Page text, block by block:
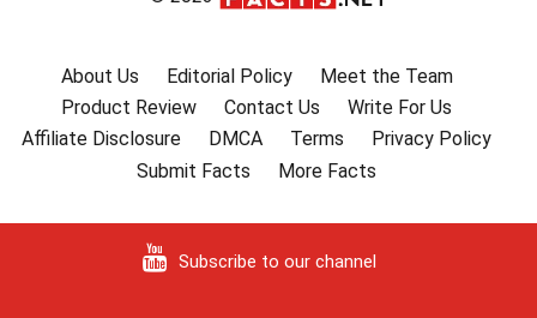
About Us Editorial Policy
Meet the Team
Product Review
Contact Us
Write For Us
Affiliate Disclosure
DMCA Terms
Privacy Policy
Submit Facts
More Facts
Subscribe to our channel